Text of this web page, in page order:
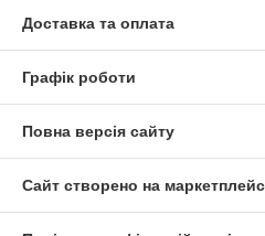
Доставка та оплата
Графік роботи
Повна версія сайту
Сайт створено на